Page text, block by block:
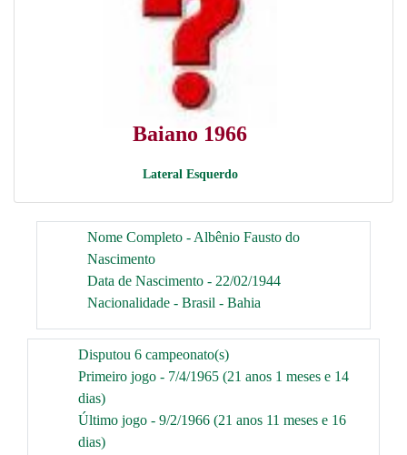
Baiano 1966
Lateral Esquerdo
Nome Completo - Albênio Fausto do
Nascimento
Data de Nascimento - 22/02/1944
Nacionalidade - Brasil - Bahia
Disputou 6 campeonato(s)
Primeiro jogo - 7/4/1965 (21 anos 1 meses e 14
dias)
Último jogo - 9/2/1966 (21 anos 11 meses e 16
dias)